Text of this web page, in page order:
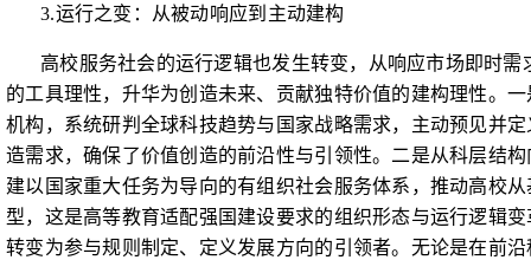
3.运行之变：从被动响应到主动建构
高校服务社会的运行逻辑也发生转变，从响应市场即时
的工具理性，升华为创造未来、贡献独特价值的建构理性。
机构，系统研判全球科技趋势与国家战略需求，主动预见并
造需求，确保了价值创造的前沿性与引领性。二是从科层结
建以国家重大任务为导向的有组织社会服务体系，推动高校
型， 这是高等教育适配强国建设要求的组织形态与运行逻辑变
转变为参与规则制定、定义发展方向的引领者。无论是在前